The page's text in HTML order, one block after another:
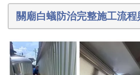
關廟白蟻防治完整施工流